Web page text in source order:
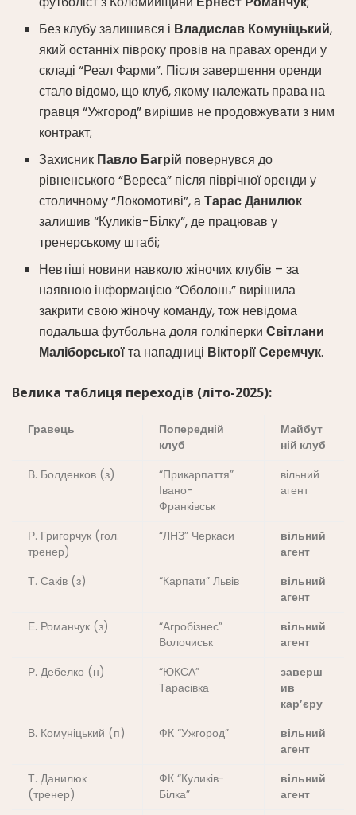
Без клубу залишився і Владислав Комуніцький,
який останніх півроку провів на правах оренди у
складі “Реал Фарми”. Після завершення оренди
стало відомо, що клуб, якому належать права на
гравця “Ужгород” вирішив не продовжувати з ним
контракт;
Захисник Павло Багрій повернувся до
рівненського “Вереса” після піврічної оренди у
столичному “Локомотиві”, аТарас Данилюк
залишив “Куликів-Білку”, де працював у
тренерському штабі;
Невтіші новини навколо жіночих клубів – за
наявною інформацією “Оболонь” вирішила
закрити свою жіночу команду, тож невідома
подальша футбольна доля голкіперкиСвітлани
Маліборськоїта нападниці Вікторії Серемчук.
Велика таблиця переходів (літо-2025):
Гравець
Попередній
клуб
Майбут
ній клуб
В. Болденков (з)
“Прикарпаття”
Івано-
Франківськ
вільний
агент
Р. Григорчук (гол.
тренер)
“ЛНЗ” Черкаси
вільний
агент
Т. Саків (з)
“Карпати” Львів
вільний
агент
Е. Романчук (з)
“Агробізнес”
Волочиськ
вільний
агент
Р. Дебелко (н)
“ЮКСА”
Тарасівка
заверш
ив
кар’єру
В. Комуніцький (п)
ФК “Ужгород”
вільний
агент
Т. Данилюк
(тренер)
ФК “Куликів-
Білка”
вільний
агент